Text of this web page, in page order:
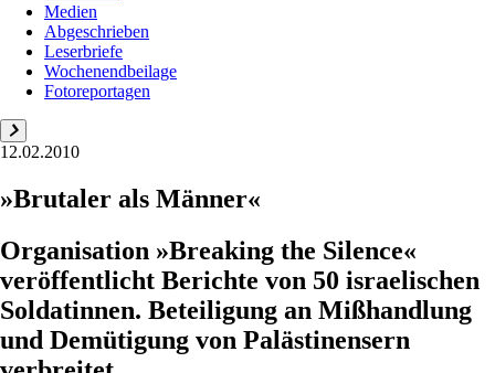
Medien
Abgeschrieben
Leserbriefe
Wochenendbeilage
Fotoreportagen
12.02.2010
»Brutaler als Männer«
Organisation »Breaking the Silence«
veröffentlicht Berichte von 50 israelischen
Soldatinnen. Beteiligung an Mißhandlung
und Demütigung von Palästinensern